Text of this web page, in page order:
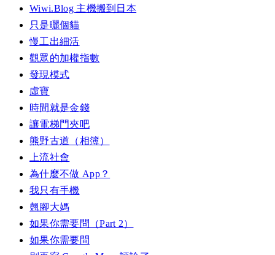
Wiwi.Blog 主機搬到日本
只是曬個貓
慢工出細活
觀眾的加權指數
發現模式
虛寶
時間就是金錢
讓電梯門夾吧
熊野古道（相簿）
上流社會
為什麼不做 App？
我只有手機
翹腳大媽
如果你需要問（Part 2）
如果你需要問